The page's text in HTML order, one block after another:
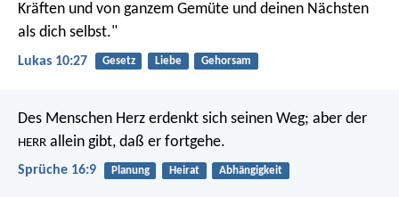
Kräften und von ganzem Gemüte und deinen Nächsten
als dich selbst."
Lukas 10:27 Gesetz Liebe Gehorsam
Des Menschen Herz erdenkt sich seinen Weg; aber der
HERR allein gibt, daß er fortgehe.
Sprüche 16:9 Planung Heirat Abhängigkeit